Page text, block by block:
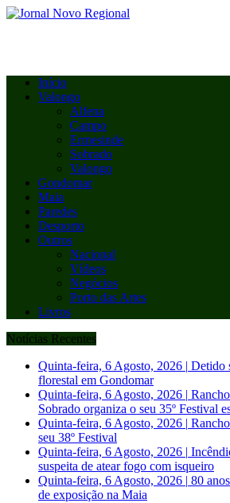
Início
Valongo
Alfena
Campo
Ermesinde
Sobrado
Valongo
Gondomar
Maia
Paredes
Desporto
Outros
Nacional
Vídeos
Negócios
Porto das Artes
Livros
Notícias Recentes
Quinta-feira, 6 Agosto, 2026 | Detido
florestal em Gondomar
Quinta-feira, 6 Agosto, 2026 |
Sobrado organiza o seu 35º Festival
Quinta-feira, 6 Agosto, 2026 |
seu 38º Festival
Quinta-feira, 6 Agosto, 2026 |
suspeita de atear fogo com isqueiro
Quinta-feira, 6 Agosto, 2026 | 80
de exposição na Maia